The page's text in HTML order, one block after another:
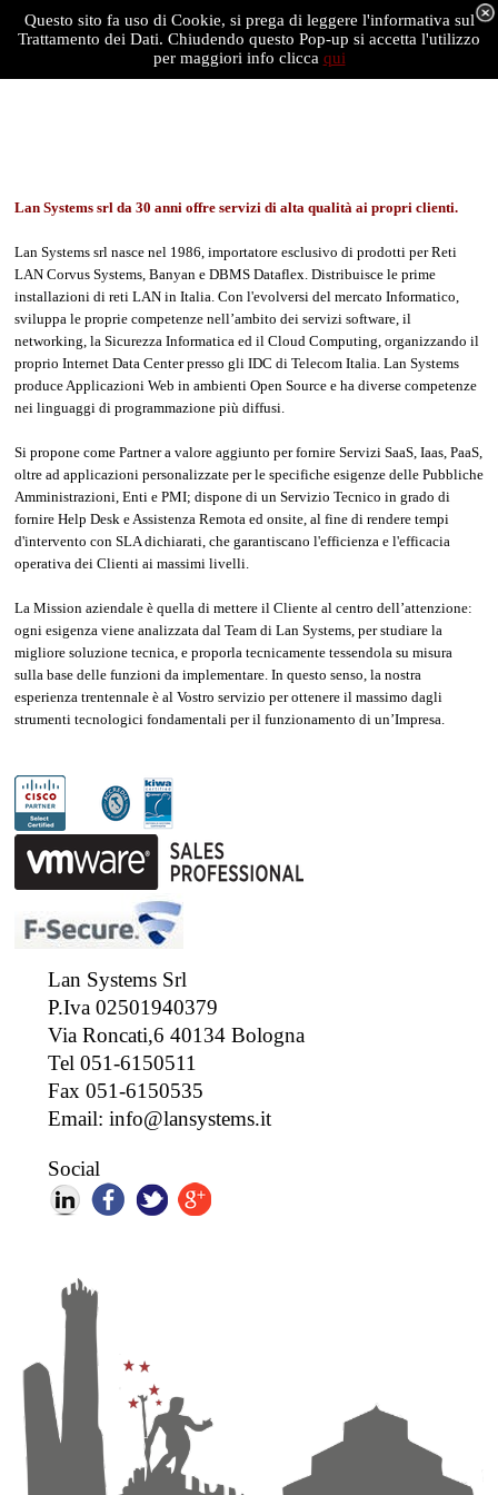
Questo sito fa uso di Cookie, si prega di leggere l'informativa sul
Trattamento dei Dati. Chiudendo questo Pop-up si accetta l'utilizzo
per maggiori info clicca qui
Lan Systems srl da 30 anni offre servizi di alta qualità ai propri clienti.
Lan Systems srl nasce nel 1986, importatore esclusivo di prodotti per Reti
LAN Corvus Systems, Banyan e DBMS Dataflex. Distribuisce le prime
installazioni di reti LAN in Italia. Con l'evolversi del mercato Informatico,
sviluppa le proprie competenze nell’ambito dei servizi software, il
networking, la Sicurezza Informatica ed il Cloud Computing, organizzando il
proprio Internet Data Center presso gli IDC di Telecom Italia. Lan Systems
produce Applicazioni Web in ambienti Open Source e ha diverse competenze
nei linguaggi di programmazione più diffusi.
Si propone come Partner a valore aggiunto per fornire Servizi SaaS, Iaas, PaaS,
oltre ad applicazioni personalizzate per le specifiche esigenze delle Pubbliche
Amministrazioni, Enti e PMI; dispone di un Servizio Tecnico in grado di
fornire Help Desk e Assistenza Remota ed onsite, al fine di rendere tempi
d'intervento con SLA dichiarati, che garantiscano l'efficienza e l'efficacia
operativa dei Clienti ai massimi livelli.
La Mission aziendale è quella di mettere il Cliente al centro dell’attenzione:
ogni esigenza viene analizzata dal Team di Lan Systems, per studiare la
migliore soluzione tecnica, e proporla tecnicamente tessendola su misura
sulla base delle funzioni da implementare. In questo senso, la nostra
esperienza trentennale è al Vostro servizio per ottenere il massimo dagli
strumenti tecnologici fondamentali per il funzionamento di un’Impresa.
Lan Systems Srl
P.Iva 02501940379
Via Roncati,6 40134 Bologna
Tel 051-6150511
Fax 051-6150535
Email: info@lansystems.it
Social